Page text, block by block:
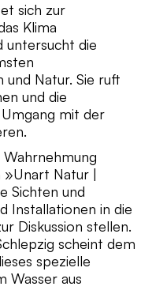
sich zur
Klima
untersucht die
und Natur. Sie ruft
und die
mit der
»Unart Natur |
Sichten und
Installationen in die
Diskussion stellen.
scheint dem
spezielle
Wasser aus